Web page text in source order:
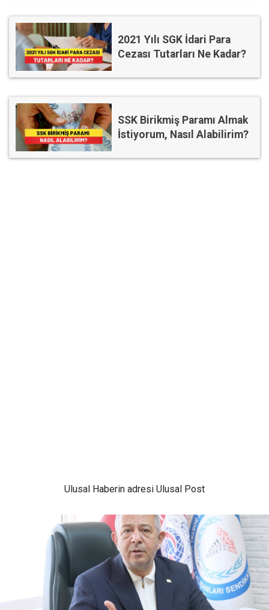
2021 Yılı SGK İdari Para
Cezası Tutarları Ne Kadar?
SSK Birikmiş Paramı Almak
İstiyorum, Nasıl Alabilirim?
Ulusal Haberin adresi Ulusal Post